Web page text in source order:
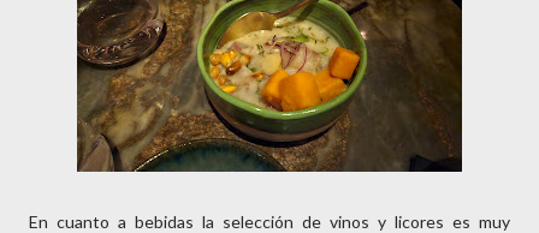
En cuanto a bebidas la selección de vinos y licores es muy